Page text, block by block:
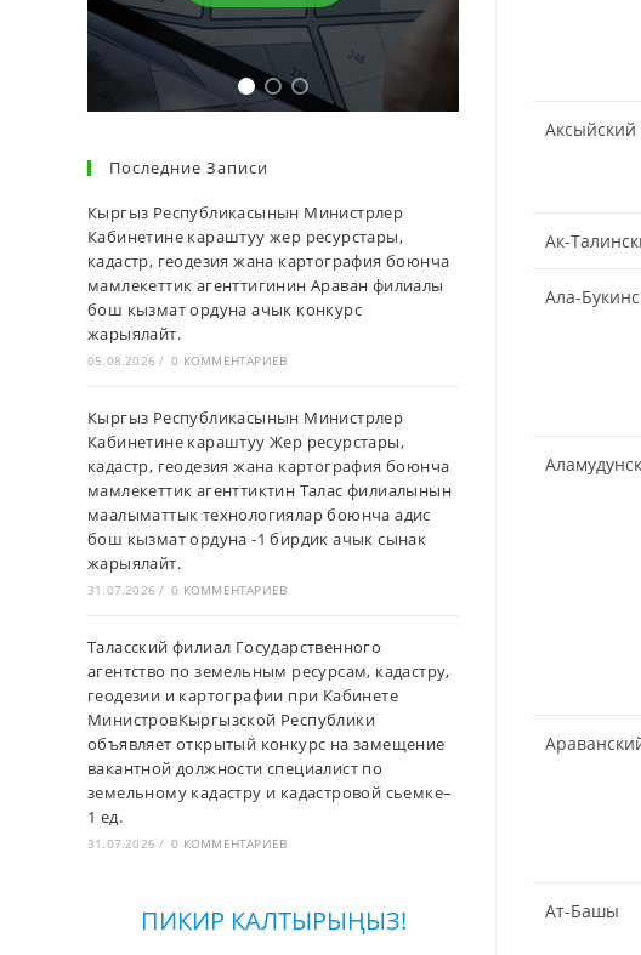
Аксыйский
Ак-
Ала-
Ат-Башы
Последние Записи
Кыргыз Республикасынын Министрлер
Кабинетине караштуу жер ресурстары,
кадастр, геодезия жана картография боюнча
мамлекеттик агенттигинин Араван филиалы
бош кызмат ордуна ачык конкурс
жарыялайт.
05.08.2026 / 0 КОММЕНТАРИЕВ
Кыргыз Республикасынын Министрлер
Кабинетине караштуу Жер ресурстары,
кадастр, геодезия жана картография боюнча
мамлекеттик агенттиктин Талас филиалынын
маалыматтык технологиялар боюнча адис
бош кызмат ордуна -1 бирдик ачык сынак
жарыялайт.
31.07.2026 / 0 КОММЕНТАРИЕВ
Таласский филиал Государственного
агентство по земельным ресурсам, кадастру,
геодезии и картографии при Кабинете
МинистровКыргызской Республики
объявляет открытый конкурс на замещение
вакантной должности специалист по
земельному кадастру и кадастровой сьемке–
1 ед.
31.07.2026 / 0 КОММЕНТАРИЕВ
ПИКИР КАЛТЫРЫҢЫЗ!